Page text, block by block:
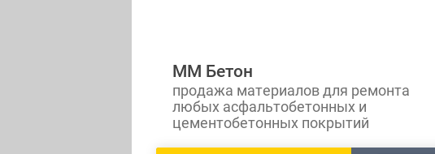
ММ Бетон
продажа материалов для ремонта
любых асфальтобетонных и
цементобетонных покрытий